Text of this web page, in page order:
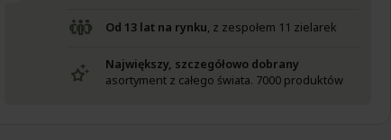
Od 13 lat na rynku, z zespołem 11 zielarek
Największy, szczegółowo dobrany
asortyment z całego świata. 7000 produktów